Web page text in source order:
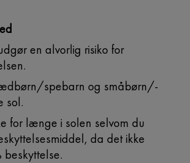
en alvorlig risiko for
spebarn og småbørn/-
sol.
for længe i solen selvom du
da det ikke